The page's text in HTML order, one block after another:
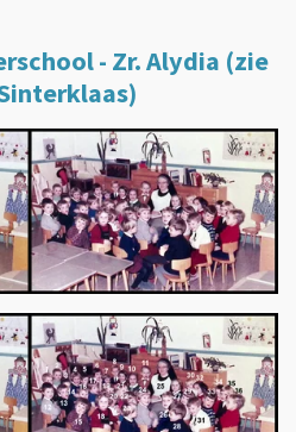
- Zr. Alydia (zie